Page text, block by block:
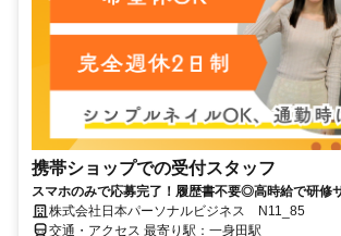
携帯ショップでの受付スタッフ
スマホのみで応募完了！履歴書不要◎高時給で研修
株式会社日本パーソナルビジネス N11_85
交通・アクセス 最寄り駅：一身田駅